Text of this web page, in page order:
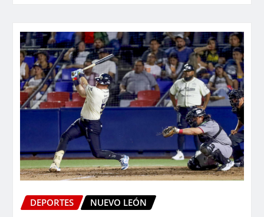
DEPORTES NUEVO LEÓN